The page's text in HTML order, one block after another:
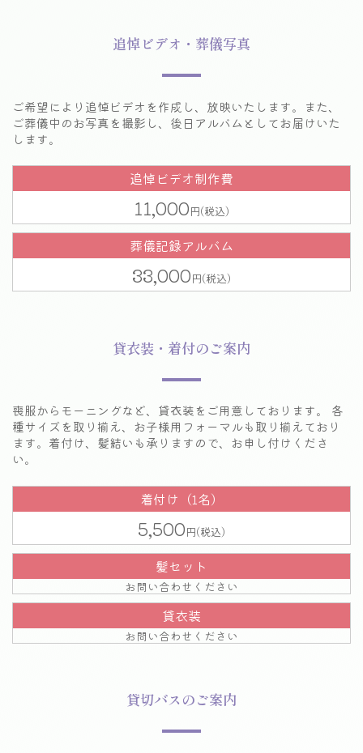
追悼ビデオ・葬儀写真
ご希望により追悼ビデオを作成し、放映いたします。
また、
ご葬儀中のお写真を撮影し、後日アルバムとしてお届けいた
します。
追悼ビデオ制作費
11,000
葬儀記録アルバム
33,000
貸衣装・着付のご案内
喪服からモーニングなど、貸衣装をご用意しております。
各
種サイズを取り揃え、お子様用フォーマルも取り揃えており
ます。 着付け、髪結いも承りますので、お申し付けくださ
い。
着付け（1名）
5,500
髪セット
お問い合わせください
貸衣装
お問い合わせください
貸切バスのご案内